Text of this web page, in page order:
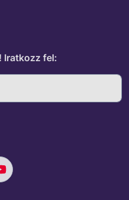
Iratkozz fel: